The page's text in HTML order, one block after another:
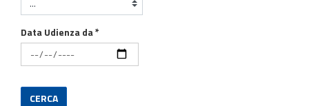
Data Udienza da *
CERCA